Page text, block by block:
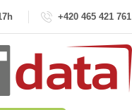
+420 465 421 761